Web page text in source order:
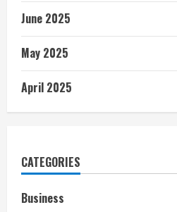
June 2025
May 2025
April 2025
CATEGORIES
Business